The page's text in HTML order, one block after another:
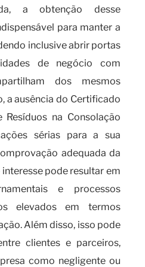
a obtenção desse
para manter a
inclusive abrir portas
de negócio com
dos mesmos
a ausência do Certificado
na Consolação
sérias para a sua
adequada da
pode resultar em
e processos
elevados em termos
Além disso, isso pode
clientes e parceiros,
como negligente ou